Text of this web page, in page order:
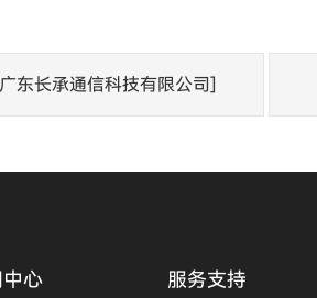
东长承通信科技有限公司]
心 服务支持